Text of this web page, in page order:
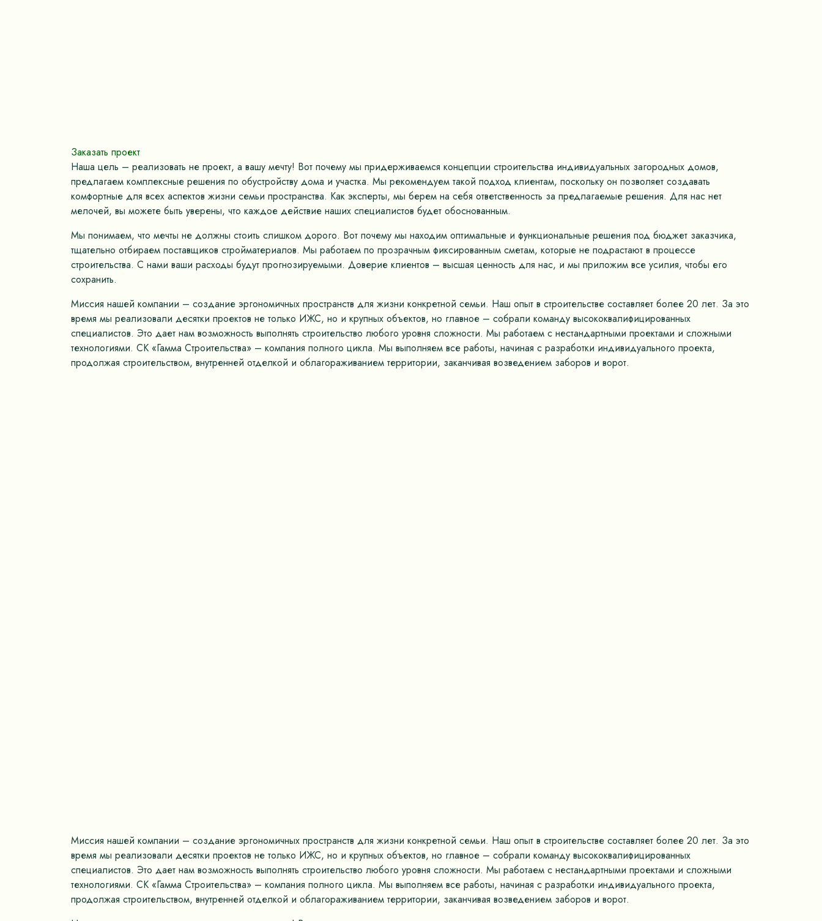
Заказать проект
Наша цель – реализовать не проект, а вашу мечту! Вот почему мы придерживаемся концепции строительства индивидуальных загородных домов,
предлагаем комплексные решения по обустройству дома и участка. Мы рекомендуем такой подход клиентам, поскольку он позволяет создавать
комфортные для всех аспектов жизни семьи пространства. Как эксперты, мы берем на себя ответственность за предлагаемые решения. Для нас нет
мелочей, вы можете быть уверены, что каждое действие наших специалистов будет обоснованным.
Мы понимаем, что мечты не должны стоить слишком дорого. Вот почему мы находим оптимальные и функциональные решения под бюджет заказчика,
тщательно отбираем поставщиков стройматериалов. Мы работаем по прозрачным фиксированным сметам, которые не подрастают в процессе
строительства. С нами ваши расходы будут прогнозируемыми. Доверие клиентов – высшая ценность для нас, и мы приложим все усилия, чтобы его
сохранить.
Миссия нашей компании – создание эргономичных пространств для жизни конкретной семьи. Наш опыт в строительстве составляет более 20 лет. За это
время мы реализовали десятки проектов не только ИЖС, но и крупных объектов, но главное – собрали команду высококвалифицированных
специалистов. Это дает нам возможность выполнять строительство любого уровня сложности. Мы работаем с нестандартными проектами и сложными
технологиями. СК «Гамма Строительства» – компания полного цикла. Мы выполняем все работы, начиная с разработки индивидуального проекта,
продолжая строительством, внутренней отделкой и облагораживанием территории, заканчивая возведением заборов и ворот.
Миссия нашей компании – создание эргономичных пространств для жизни конкретной семьи. Наш опыт в строительстве составляет более 20 лет. За это
время мы реализовали десятки проектов не только ИЖС, но и крупных объектов, но главное – собрали команду высококвалифицированных
специалистов. Это дает нам возможность выполнять строительство любого уровня сложности. Мы работаем с нестандартными проектами и сложными
технологиями. СК «Гамма Строительства» – компания полного цикла. Мы выполняем все работы, начиная с разработки индивидуального проекта,
продолжая строительством, внутренней отделкой и облагораживанием территории, заканчивая возведением заборов и ворот.